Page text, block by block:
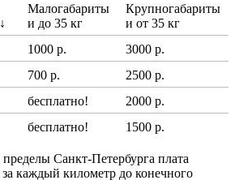
Малогабариты
и до 35 кг
Крупногабариты
и от 35 кг
1000 р.
3000 р.
700 р.
2500 р.
бесплатно!
2000 р.
бесплатно! 1500 р.
Санкт-Петербурга плата
за каждый километр до конечного